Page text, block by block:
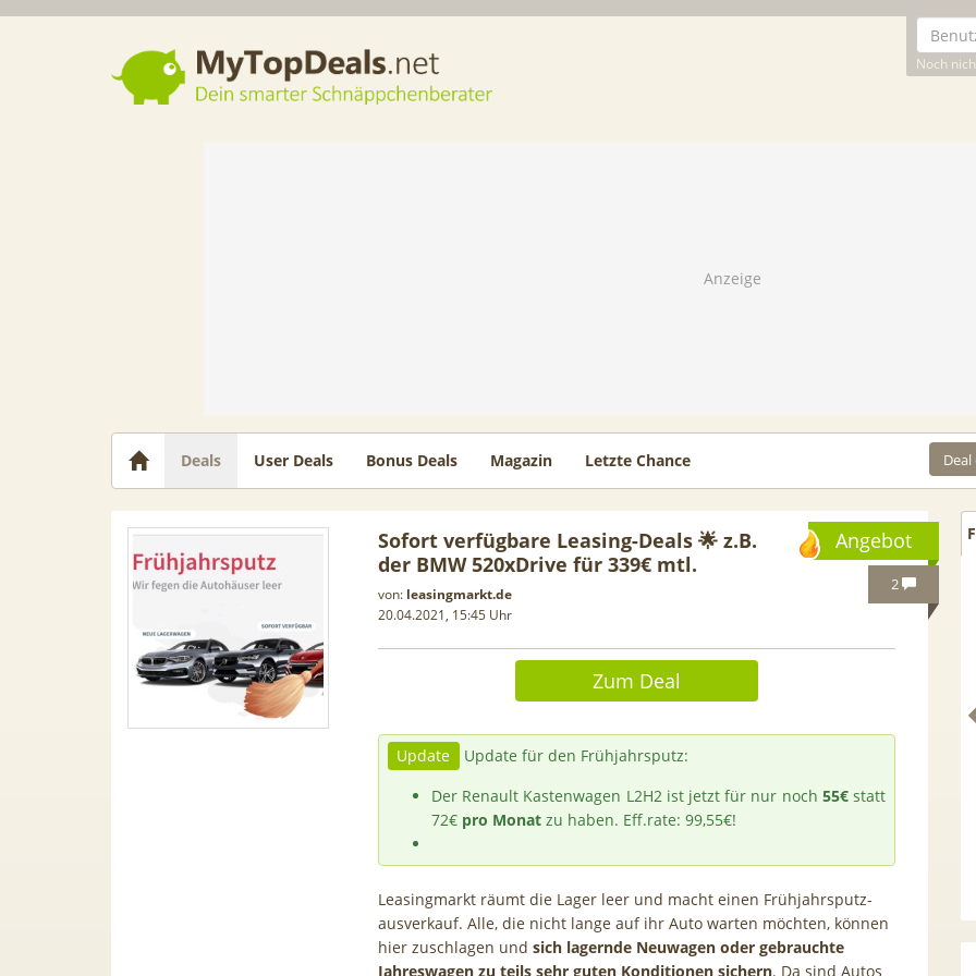
Noch
Dein smarter Schnäppchenberater
Deals User Deals Bonus Deals Magazin Letzte Chance
Angebot
2
Sofort verfügbare Leasing-Deals 🌟 z.B.
der BMW 520xDrive für 339€ mtl.
von: leasingmarkt.de
20.04.2021, 15:45 Uhr
Zum Deal
Update
Update für den Frühjahrsputz:
Der Renault Kastenwagen L2H2 ist jetzt für nur noch 55€statt
72€ pro Monat zu haben. Eff.rate: 99,55€!
Leasingmarkt räumt die Lager leer und macht einen Frühjahrsputz-
ausverkauf. Alle, die nicht lange auf ihr Auto warten möchten, können
hier zuschlagen und sich lagernde Neuwagen oder gebrauchte
Jahreswagen zu teils sehr guten Konditionen sichern. Da sind Autos
50€ Wechselbonus! 🎉 50GB 5G
TOP 🍿 Netflix Standard + 300
TV-Sender (280 in HD) via
waipu.tv Perfect Plus ab 9€
mtl.
TCL tragbares 3-in-1
Klimagerät | Kühlen /
Luftentfeuchten | 9.000
App- & Smart-Home-